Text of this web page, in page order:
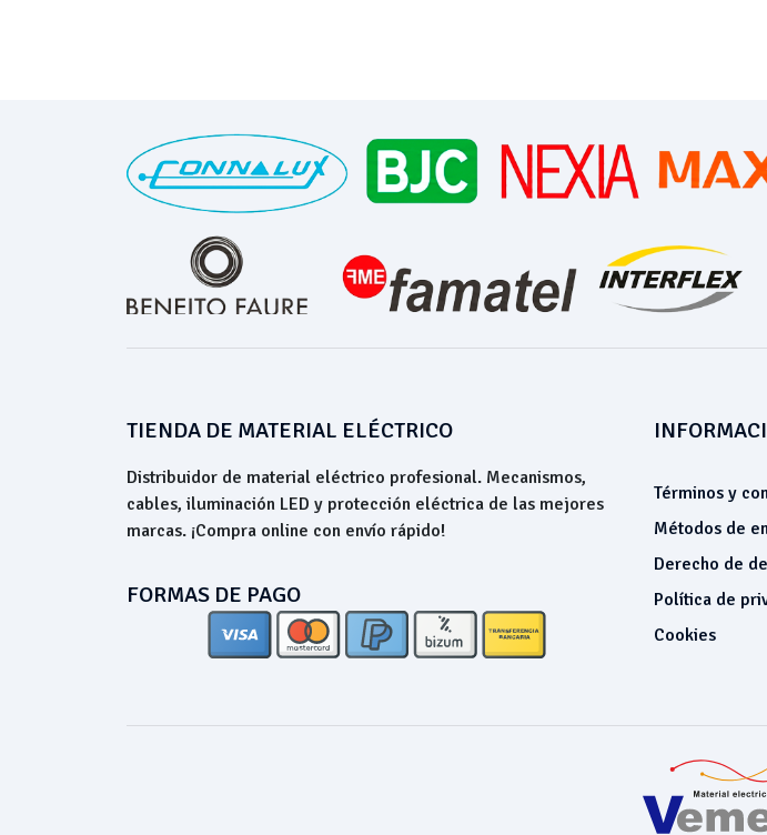
TIENDA DE MATERIAL ELÉCTRICO
Distribuidor de material eléctrico profesional. Mecanismos,
cables, iluminación LED y protección eléctrica de las mejores
marcas. ¡Compra online con envío rápido!
FORMAS DE PAGO
Términos y
Métodos de
Derecho de
Política de
Cookies